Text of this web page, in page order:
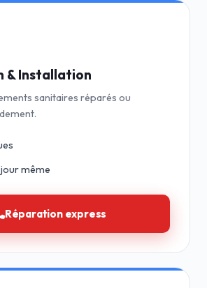
& Installation
sanitaires réparés ou
même
Réparation express